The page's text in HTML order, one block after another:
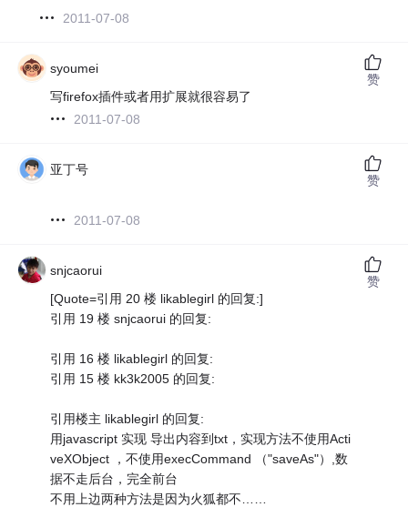
2011-07-08
syoumei
写firefox插件或者用扩展就很容易了
2011-07-08
赞
亚丁号
2011-07-08
赞
snjcaorui
[Quote=引用 20 楼 likablegirl 的回复:]
引用 19 楼 snjcaorui 的回复:
引用 16 楼 likablegirl 的回复:
引用 15 楼 kk3k2005 的回复:
引用楼主 likablegirl 的回复:
用javascript 实现 导出内容到txt，实现方法不使用Acti
veXObject ，不使用execCommand （"saveAs"）,数
据不走后台，完全前台
不用上边两种方法是因为火狐都不……
赞